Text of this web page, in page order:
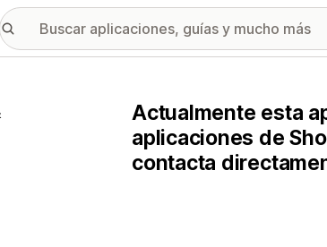
Actualmente esta
aplicaciones de
contacta